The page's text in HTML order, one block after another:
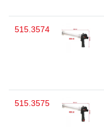
515.3574
515.3575